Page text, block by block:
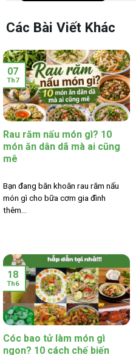
Các Bài Viết Khác
Rau răm nấu món gì? 10
món ăn dân dã mà ai cũng
mê
Bạn đang băn khoăn rau răm nấu
món gì cho bữa cơm gia đình
thêm...
07
Th7
Cóc bao tử làm món gì
ngon? 10 cách chế biến
18
Th6